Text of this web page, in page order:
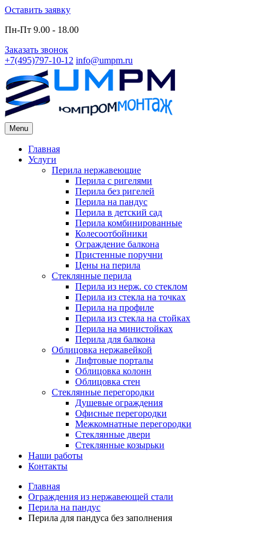
Skip
content
Оставить заявку
Пн-Пт 9.00 - 18.00
Заказать звонок
+7(495)797-10-12 info@umpm.ru
Menu
Primary
Menu
Главная
Услуги
Перила нержавеющие
Перила с ригелями
Перила без ригелей
Перила на пандус
Перила в детский сад
Перила комбинированные
Колесоотбойники
Ограждение балкона
Пристенные поручни
Цены на перила
Стеклянные перила
Перила из нерж. со стеклом
Перила из стекла на точках
Перила на профиле
Перила из стекла на стойках
Перила на министойках
Перила для балкона
Облицовка нержавейкой
Лифтовые порталы
Облицовка колонн
Облицовка стен
Стеклянные перегородки
Душевые ограждения
Офисные перегородки
Межкомнатные перегородки
Стеклянные двери
Стеклянные козырьки
Наши работы
Контакты
Breadcrumbs
Главная
Ограждения из нержавеющей стали
Перила на пандус
Перила для пандуса без заполнения